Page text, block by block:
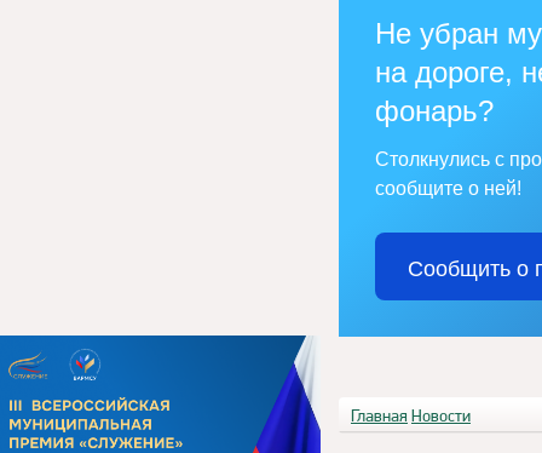
Не убран
на дороге,
фонарь?
Столкнулись с
сообщите о ней!
Сообщить о
Главная Новости